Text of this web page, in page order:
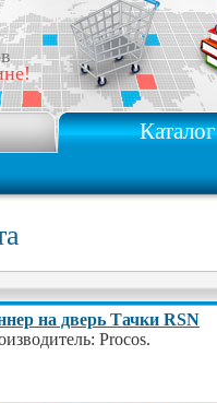
Каталог
на дверь Тачки RSN
Procos.